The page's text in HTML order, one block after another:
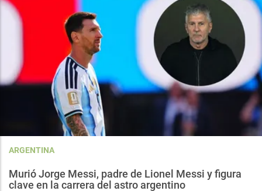
ARGENTINA
Murió Jorge Messi, padre de Lionel Messi y figura
clave en la carrera del astro argentino